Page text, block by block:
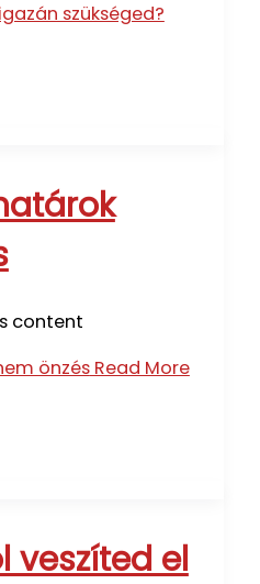
szükséged?
content
önzésRead More
veszíted el